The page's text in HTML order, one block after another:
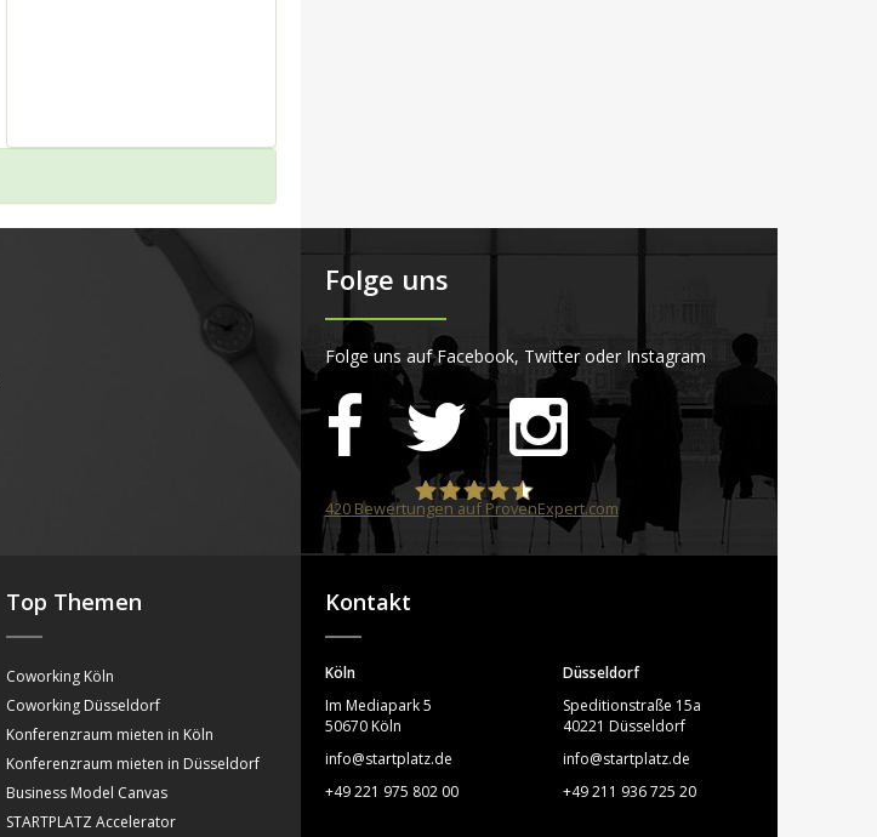
Folge uns
Folge uns auf Facebook, Twitter oder Instagram
STARTPLATZ
420Bewertungen auf ProvenExpert.com
Top Themen
Coworking Köln
Coworking Düsseldorf
Konferenzraum mieten in Köln
Konferenzraum mieten in Düsseldorf
Business Model Canvas
STARTPLATZ Accelerator
Kontakt
Köln
Im Mediapark 5
50670 Köln
info@startplatz.de
+49 221 975 802 00
Düsseldorf
Speditionstraße 15a
40221 Düsseldorf
info@startplatz.de
+49 211 936 725 20